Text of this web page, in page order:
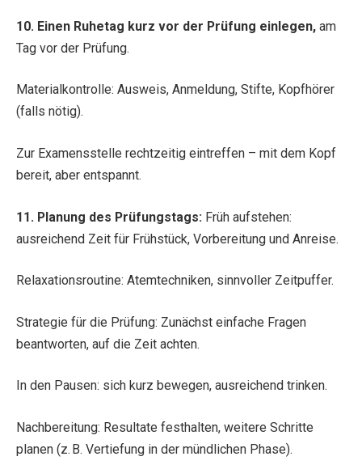
10. Einen Ruhetag kurz vor der Prüfung einlegen, am
Tag vor der Prüfung.
Materialkontrolle: Ausweis, Anmeldung, Stifte, Kopfhörer
(falls nötig).
Zur Examensstelle rechtzeitig eintreffen – mit dem Kopf
bereit, aber entspannt.
11. Planung des Prüfungstags: Früh aufstehen:
ausreichend Zeit für Frühstück, Vorbereitung und Anreise.
Relaxationsroutine: Atemtechniken, sinnvoller Zeitpuffer.
Strategie für die Prüfung: Zunächst einfache Fragen
beantworten, auf die Zeit achten.
In den Pausen: sich kurz bewegen, ausreichend trinken.
Nachbereitung: Resultate festhalten, weitere Schritte
planen (z. B. Vertiefung in der mündlichen Phase).